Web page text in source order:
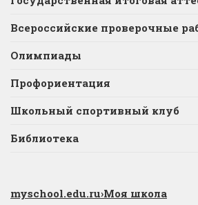
Всероссийские проверочные
Олимпиады
Профориентация
Школьный спортивный клуб
Библиотека
myschool.edu.ru›Моя школа